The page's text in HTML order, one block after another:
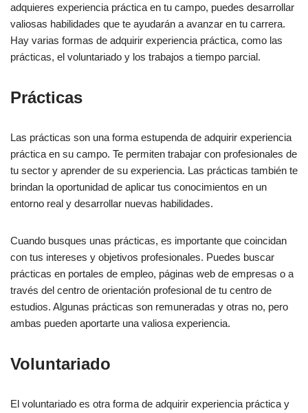
adquieres experiencia práctica en tu campo, puedes desarrollar
valiosas habilidades que te ayudarán a avanzar en tu carrera.
Hay varias formas de adquirir experiencia práctica, como las
prácticas, el voluntariado y los trabajos a tiempo parcial.
Prácticas
Las prácticas son una forma estupenda de adquirir experiencia
práctica en su campo. Te permiten trabajar con profesionales de
tu sector y aprender de su experiencia. Las prácticas también te
brindan la oportunidad de aplicar tus conocimientos en un
entorno real y desarrollar nuevas habilidades.
Cuando busques unas prácticas, es importante que coincidan
con tus intereses y objetivos profesionales. Puedes buscar
prácticas en portales de empleo, páginas web de empresas o a
través del centro de orientación profesional de tu centro de
estudios. Algunas prácticas son remuneradas y otras no, pero
ambas pueden aportarte una valiosa experiencia.
Voluntariado
El voluntariado es otra forma de adquirir experiencia práctica y